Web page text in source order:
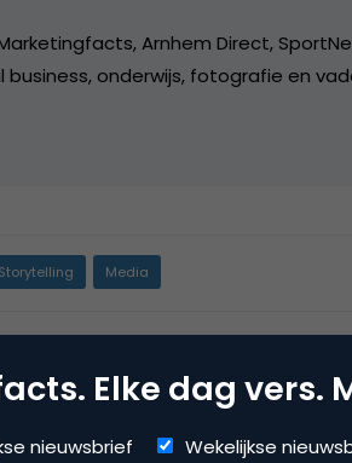
Arnhem Direct,
business, onderwijs, fotografie en
Media
Elke dag vers.
nieuwsbrief Wekelijkse